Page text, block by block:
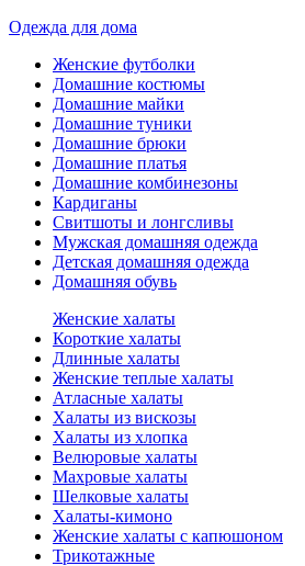
Одежда для дома
Женские футболки
Домашние костюмы
Домашние майки
Домашние туники
Домашние брюки
Домашние платья
Домашние комбинезоны
Кардиганы
Свитшоты и лонгсливы
Мужская домашняя одежда
Детская домашняя одежда
Домашняя обувь
Женские халаты
Короткие халаты
Длинные халаты
Женские теплые халаты
Атласные халаты
Халаты из вискозы
Халаты из хлопка
Велюровые халаты
Махровые халаты
Шелковые халаты
Халаты-кимоно
Женские халаты с капюшоном
Трикотажные